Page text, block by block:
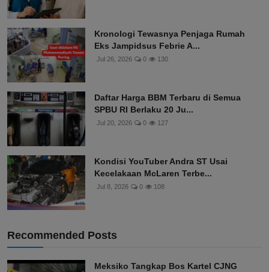
Kronologi Tewasnya Penjaga Rumah
Eks Jampidsus Febrie A...
Jul 26, 2026 0 130
Daftar Harga BBM Terbaru di Semua
SPBU RI Berlaku 20 Ju...
Jul 20, 2026 0 127
Kondisi YouTuber Andra ST Usai
Kecelakaan McLaren Terbe...
Jul 8, 2026 0 108
Recommended Posts
Meksiko Tangkap Bos Kartel CJNG